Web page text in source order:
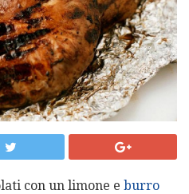
con un limone e burro